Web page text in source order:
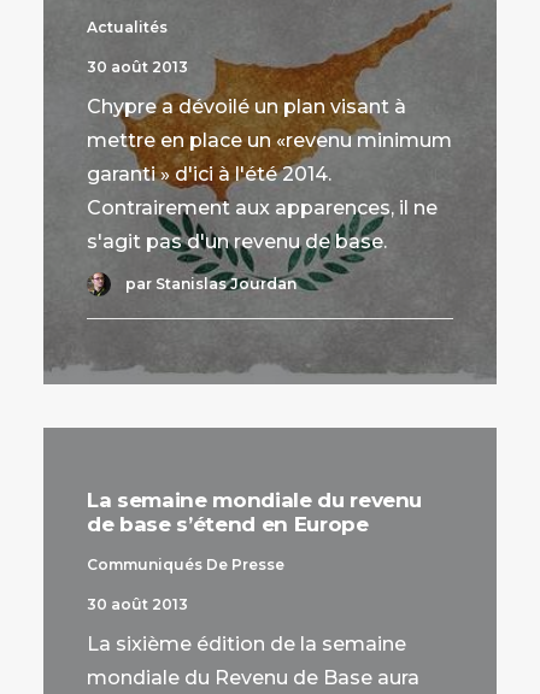
Actualités
30 août 2013
Chypre a dévoilé un plan visant à
mettre en place un «revenu minimum
garanti » d'ici à l'été 2014.
Contrairement aux apparences, il ne
s'agit pas d'un revenu de base.
par Stanislas Jourdan
La semaine mondiale du revenu
de base s’étend en Europe
Communiqués De Presse
30 août 2013
La sixième édition de la semaine
mondiale du Revenu de Base aura